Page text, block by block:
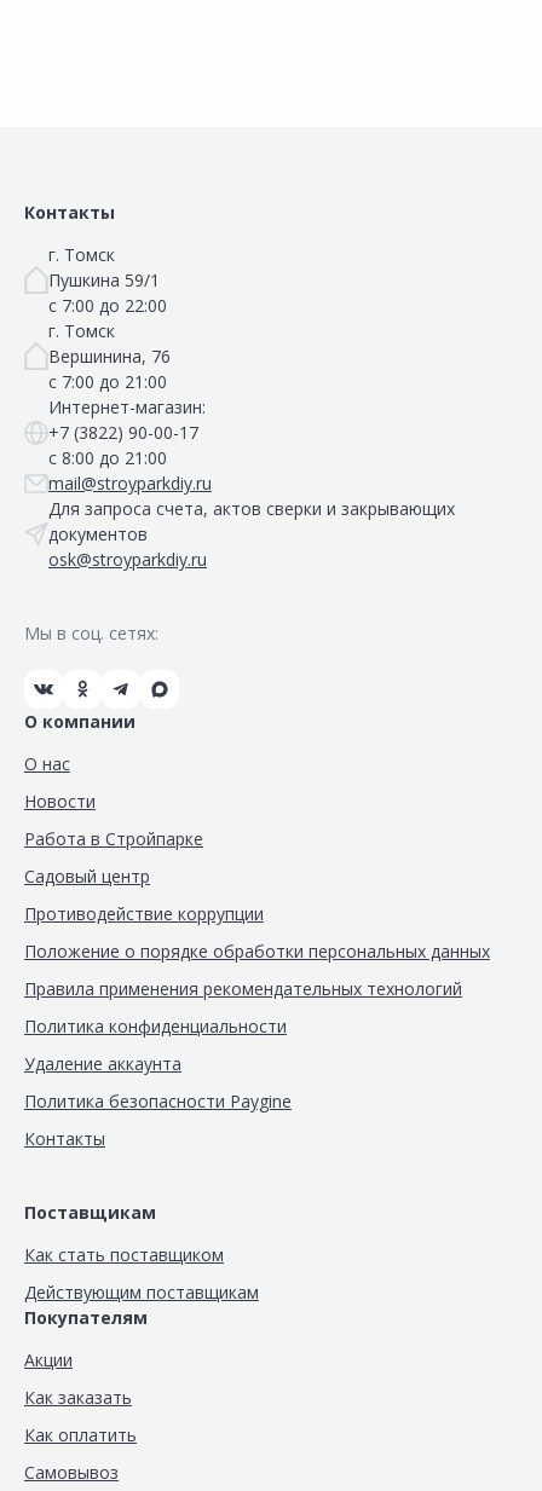
Контакты
г. Томск
Пушкина 59/1
с 7:00 до 22:00
г. Томск
Вершинина, 76
с 7:00 до 21:00
Интернет-магазин:
+7 (3822) 90-00-17
с 8:00 до 21:00
mail@stroyparkdiy.ru
Для запроса счета, актов сверки и закрывающих
документов
osk@stroyparkdiy.ru
Мы в соц. сетях:
О компании
О нас
Новости
Работа в Стройпарке
Садовый центр
Противодействие коррупции
Положение о порядке обработки персональных данных
Правила применения рекомендательных технологий
Политика конфиденциальности
Удаление аккаунта
Политика безопасности Paygine
Контакты
Поставщикам
Как стать поставщиком
Действующим поставщикам
Покупателям
Акции
Как заказать
Как оплатить
Самовывоз